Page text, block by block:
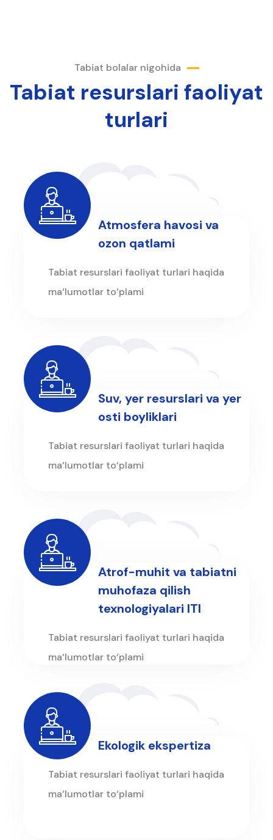
Tabiat bolalar nigohida
Tabiat resurslari faoliyat
turlari
Atmosfera havosi va
ozon qatlami
Tabiat resurslari faoliyat turlari haqida
ma‘lumotlar to‘plami
Suv, yer resurslari va yer
osti boyliklari
Tabiat resurslari faoliyat turlari haqida
ma‘lumotlar to‘plami
Atrof-muhit va tabiatni
muhofaza qilish
texnologiyalari ITI
Tabiat resurslari faoliyat turlari haqida
ma‘lumotlar to‘plami
Ekologik ekspertiza
Tabiat resurslari faoliyat turlari haqida
ma‘lumotlar to‘plami